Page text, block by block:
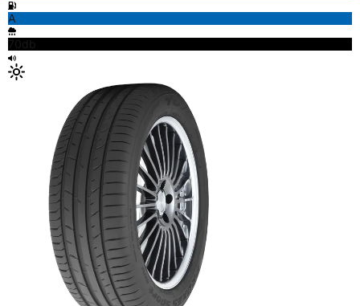
A
70db